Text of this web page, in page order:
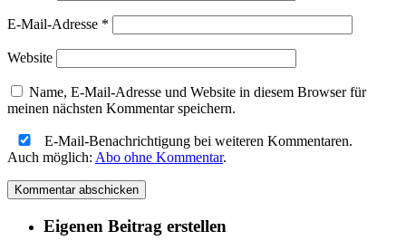
E-Mail-Adresse *
Website
Name, E-Mail-Adresse und Website in diesem Browser für
meinen nächsten Kommentar speichern.
E-Mail-Benachrichtigung bei weiteren Kommentaren.
Auch möglich: Abo ohne Kommentar.
Eigenen Beitrag erstellen